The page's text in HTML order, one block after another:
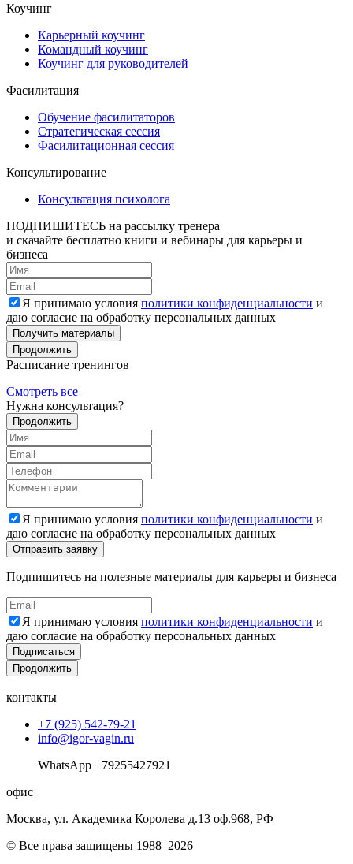
Коучинг
Карьерный коучинг
Командный коучинг
Коучинг для руководителей
Фасилитация
Обучение фасилитаторов
Стратегическая сессия
Фасилитационная сессия
Консультирование
Консультация психолога
ПОДПИШИТЕСЬ на рассылку тренера
и скачайте бесплатно книги и вебинары для карьеры и
бизнеса
Я принимаю условия политики конфиденциальности и
даю согласие на обработку персональных данных
Получить материалы
Продолжить
Расписание тренингов
Смотреть все
Нужна консультация?
Продолжить
Я принимаю условия политики конфиденциальности и
даю согласие на обработку персональных данных
Подпишитесь на полезные материалы для карьеры и бизнеса
Я принимаю условия политики конфиденциальности и
даю согласие на обработку персональных данных
Подписаться
Продолжить
контакты
+7 (925) 542-79-21
info@igor-vagin.ru
WhatsApp +79255427921
офис
Москва, ул. Академика Королева д.13 оф.968, РФ
© Все права защищены 1988–2026